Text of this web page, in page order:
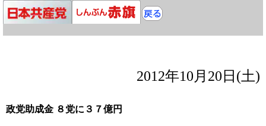
2012年10月20日(土)
政党助成金 ８党に３７億円